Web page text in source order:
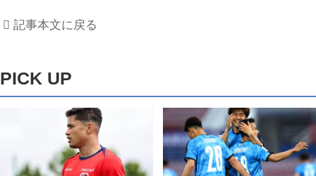
記事本文に戻る
PICK UP